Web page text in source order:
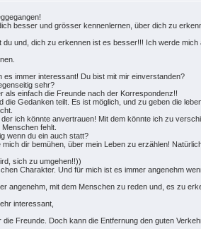
besser und grösser kennenlernen, über dich zu
und, dich zu erkennen ist es besser!!! Ich werde
immer interessant! Du bist mit mir einverstanden?
sehr?
als einfach die Freunde nach der Korrespondenz!!
Gedanken teilt. Es ist möglich, und zu geben die
ich könnte anvertrauen! Mit dem könnte ich zu
fehlt.
wenn du ein auch statt?
dir bemühen, über mein Leben zu erzählen!
sich zu umgehen!!))
Charakter. Und für mich ist es immer angenehm
angenehm, mit dem Menschen zu reden und, es zu
interessant,
Freunde. Doch kann die Entfernung den guten